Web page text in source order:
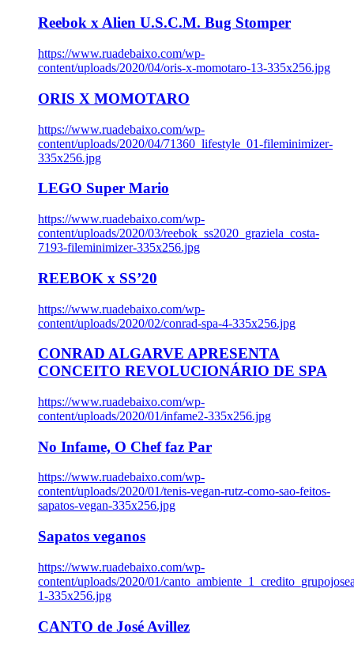
Reebok x Alien U.S.C.M. Bug Stomper
https://www.ruadebaixo.com/wp-
content/uploads/2020/04/oris-x-momotaro-13-335x256.jpg
ORIS X MOMOTARO
https://www.ruadebaixo.com/wp-
content/uploads/2020/04/71360_lifestyle_01-fileminimizer-
335x256.jpg
LEGO Super Mario
https://www.ruadebaixo.com/wp-
content/uploads/2020/03/reebok_ss2020_graziela_costa-
7193-fileminimizer-335x256.jpg
REEBOK x SS’20
https://www.ruadebaixo.com/wp-
content/uploads/2020/02/conrad-spa-4-335x256.jpg
CONRAD ALGARVE APRESENTA
CONCEITO REVOLUCIONÁRIO DE SPA
https://www.ruadebaixo.com/wp-
content/uploads/2020/01/infame2-335x256.jpg
No Infame, O Chef faz Par
https://www.ruadebaixo.com/wp-
content/uploads/2020/01/tenis-vegan-rutz-como-sao-feitos-
sapatos-vegan-335x256.jpg
Sapatos veganos
https://www.ruadebaixo.com/wp-
content/uploads/2020/01/
1-335x256.jpg
CANTO de José Avillez